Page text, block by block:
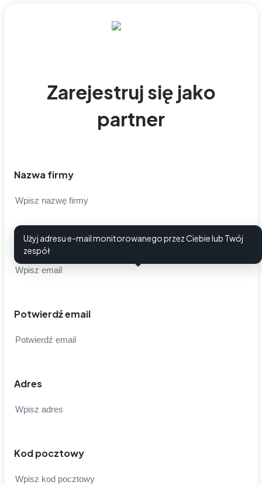
Zarejestruj się jako
partner
Nazwa firmy
Email
Użyj adresu e-mail monitorowanego przez Ciebie lub Twój
zespół
Potwierdź email
Adres
Kod pocztowy